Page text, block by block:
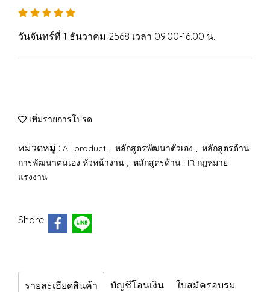
วันจันทร์ที่ 1 ธันวาคม 2568 เวลา 09.00-16.00 น.
เพิ่มรายการโปรด
หมวดหมู่ : All product , หลักสูตรพัฒนาตัวเอง , หลักสูตรด้าน
การพัฒนาตนเอง หัวหน้างาน , หลักสูตรด้าน HR กฎหมาย
แรงงาน
Share
รายละเอียดสินค้า บัญชีโอนเงิน ใบสมัครอบรม